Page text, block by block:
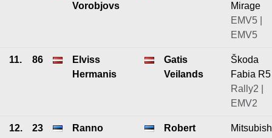
Vorobjovs
Mirage
EMV5 |
EMV5
11. 86
Elviss
Hermanis
Gatis
Veilands
Škoda
Fabia R5
Rally2 |
EMV2
12. 23
Ranno
Robert